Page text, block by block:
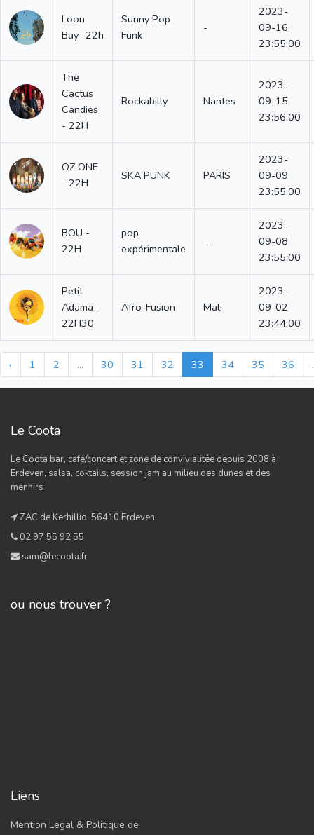
Loon
Bay -22h
Sunny Pop
Funk
-
2023-
09-16
23:55:00
The
Cactus
Candies
- 22H
Rockabilly Nantes
2023-
09-15
23:56:00
OZ ONE
- 22H
SKA PUNK PARIS
2023-
09-09
23:55:00
BOU -
22H
pop
expérimentale
_
2023-
09-08
23:55:00
Petit
Adama -
22H30
Afro-Fusion Mali
2023-
09-02
23:44:00
‹ 1 2 ... 30 31 32 33 34 35 36
Le Coota
Le Coota bar, café/concert et zone de convivialitée depuis 2008 à
Erdeven, salsa, coktails, session jam au milieu des dunes et des
menhirs
ZAC de Kerhillio, 56410 Erdeven
02 97 55 92 55
sam@lecoota.fr
ou nous trouver ?
Liens
Mention Legal & Politique de